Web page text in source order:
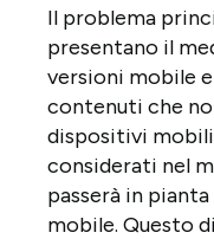
Il problema
presentano il
versioni mobile
contenuti che
dispositivi mobili
considerati nel
passerà in
mobile. Questo